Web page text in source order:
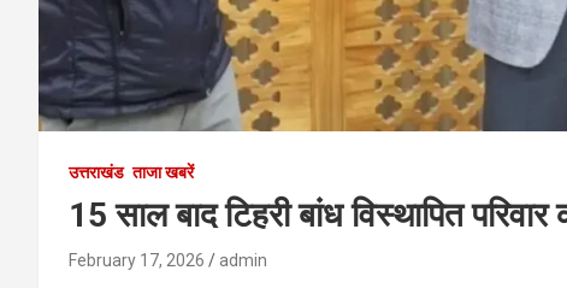
उत्तराखंड ताजा खबरें
15 साल बाद टिहरी बांध विस्थापित
February 17, 2026 admin